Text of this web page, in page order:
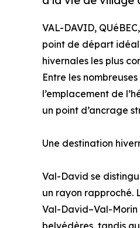
VAL-DAVID,
point de départ
hivernales les plus
Entre les
l’emplacement de
un point d’ancrage
Une destination
Val-David se
un rayon rapproché.
Val-David–Val-Morin